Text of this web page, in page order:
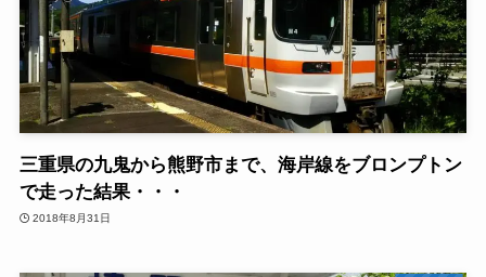
三重県の九鬼から熊野市まで、海岸線をブロンプトン
で走った結果・・・
2018年8月31日